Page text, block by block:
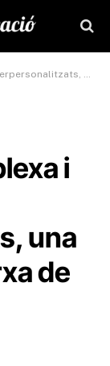
de centres especials municipals
i
una
de